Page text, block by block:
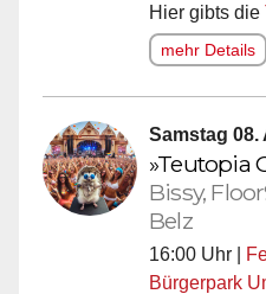
Hier gibts die
mehr Details
Samstag 08.
»Teutopia
Bissy,
Belz
16:00 Uhr |
Bürgerpark